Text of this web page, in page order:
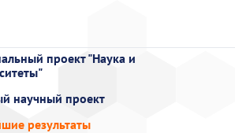
проект "Наука и
научный проект
результаты